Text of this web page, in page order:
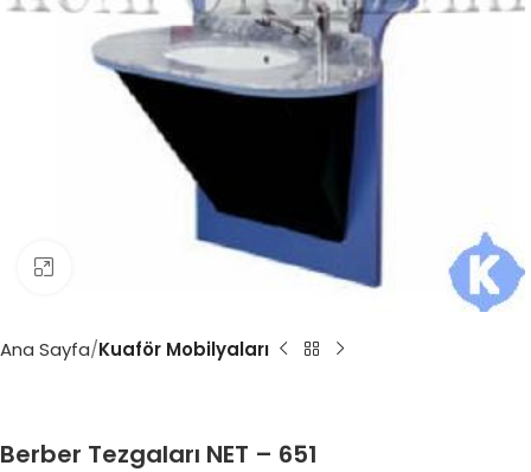
Ana Sayfa Kuaför Mobilyaları
Berber Tezgaları NET – 651